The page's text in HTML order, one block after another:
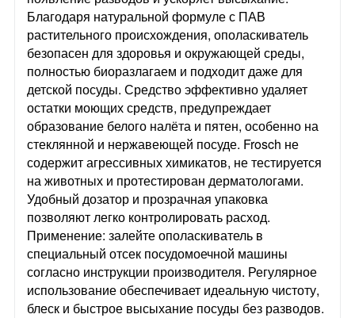
Благодаря натуральной формуле с ПАВ
растительного происхождения, ополаскиватель
безопасен для здоровья и окружающей среды,
полностью биоразлагаем и подходит даже для
детской посуды. Средство эффективно удаляет
остатки моющих средств, предупреждает
образование белого налёта и пятен, особенно на
стеклянной и нержавеющей посуде. Frosch не
содержит агрессивных химикатов, не тестируется
на животных и протестирован дерматологами.
Удобный дозатор и прозрачная упаковка
позволяют легко контролировать расход.
Применение: залейте ополаскиватель в
специальный отсек посудомоечной машины
согласно инструкции производителя. Регулярное
использование обеспечивает идеальную чистоту,
блеск и быстрое высыхание посуды без разводов.